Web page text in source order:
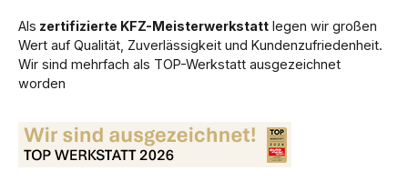
Als zertifizierte KFZ-Meisterwerkstatt legen wir großen
Wert auf Qualität, Zuverlässigkeit und Kundenzufriedenheit.
Wir sind mehrfach als TOP-Werkstatt ausgezeichnet
worden